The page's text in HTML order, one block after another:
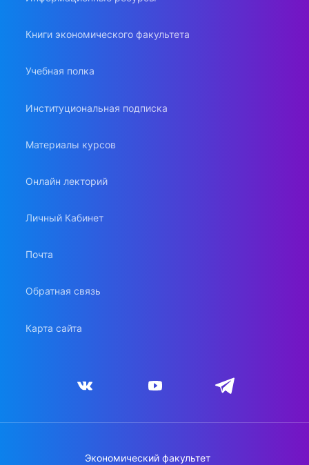
Книги экономического факультета
Учебная полка
Институциональная подписка
Материалы курсов
Онлайн лекторий
Личный Кабинет
Почта
Обратная связь
Карта сайта
Экономический факультет